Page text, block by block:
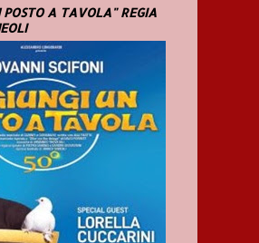
POSTO A TAVOLA" REGIA